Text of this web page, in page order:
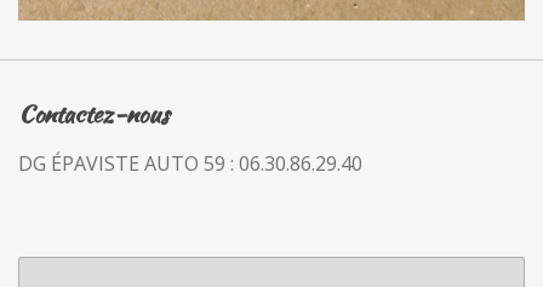
Contactez-nous
DG ÉPAVISTE AUTO 59 : 06.30.86.29.40